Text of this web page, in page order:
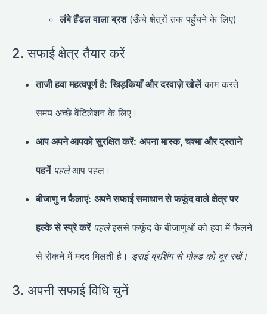
लंबे हैंडल वाला ब्रश(ऊँचे क्षेत्रों तक पहुँचने के लिए)
2. सफाई क्षेत्र तैयार करें
ताजी हवा महत्वपूर्ण है: खिड़कियाँ और दरवाज़े खोलेंकाम करते
समय अच्छे वेंटिलेशन के लिए।
आप अपने आपको सुरक्षित करें: अपना मास्क, चश्मा और दस्ताने
पहनें पहलेआप पहल।
बीजाणु न फैलाएं: अपने सफाई समाधान से फफूंद वाले क्षेत्र पर
हल्के से स्प्रे करें पहलेइससे फफूंद के बीजाणुओं को हवा में फैलने
से रोकने में मदद मिलती है। ड्राई ब्रशिंग से मोल्ड को दूर रखें।
3. अपनी सफाई विधि चुनें